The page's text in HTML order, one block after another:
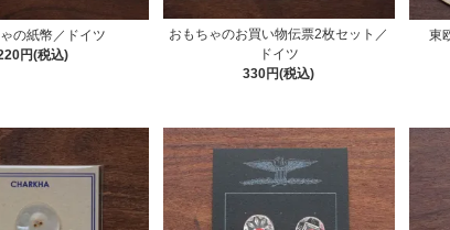
の紙幣／ドイツ
円(税込)
おもちゃのお買い物伝票2枚セット／
ドイツ
330円(税込)
東